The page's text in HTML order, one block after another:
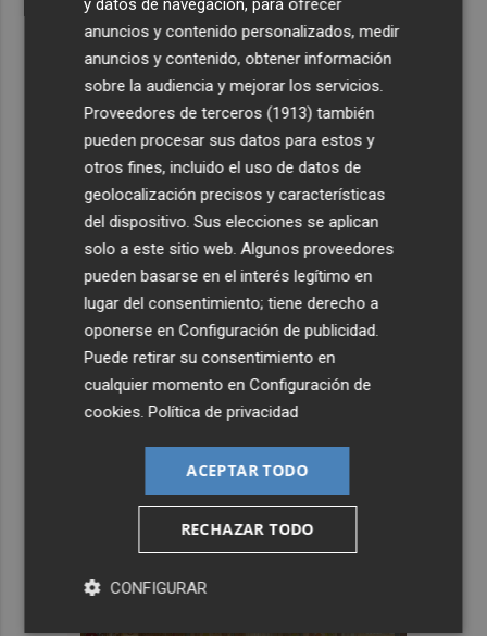
y datos de navegación, para ofrecer
anuncios y contenido personalizados, medir
anuncios y contenido, obtener información
sobre la audiencia y mejorar los servicios.
Proveedores de terceros (1913) también
pueden procesar sus datos para estos y
otros fines, incluido el uso de datos de
geolocalización precisos y características
del dispositivo. Sus elecciones se aplican
solo a este sitio web. Algunos proveedores
pueden basarse en el interés legítimo en
lugar del consentimiento; tiene derecho a
oponerse enConfiguración de publicidad.
Puede retirar su consentimiento en
cualquier momento enConfiguración de
cookies.Política de privacidad
ACEPTAR TODO
RECHAZAR TODO
CONFIGURAR